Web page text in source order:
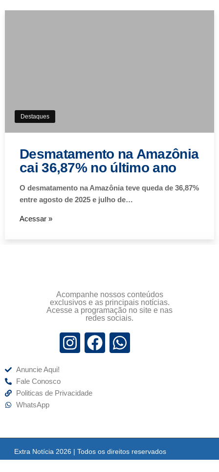
Destaques
Desmatamento na Amazônia
cai 36,87% no último ano
O desmatamento na Amazônia teve queda de 36,87%
entre agosto de 2025 e julho de…
Acessar »
Acompanhe nossos conteúdos
exclusivos e as principais notícias.
Acesse a programação no site e nas
redes sociais.
Anuncie Aqui!
Fale Conosco
Politicas de Privacidade
WhatsApp
Extra Notícia 2026 | Todos os direitos reservados